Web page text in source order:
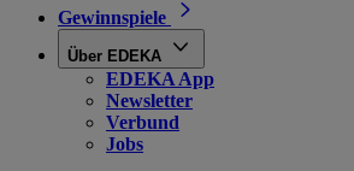
Gewinnspiele
Über EDEKA
EDEKA App
Newsletter
Verbund
Jobs